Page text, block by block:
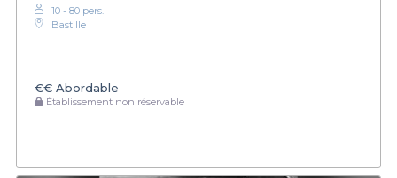
10 - 80 pers.
Bastille
€€ Abordable
Établissement non réservable